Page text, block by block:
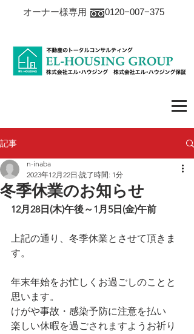
オーナー様専用 0120−007−375
記事
冬季休業のお知らせ
n-inaba
2023年12月22日 読了時間: 1分
12月28日(木)午後～1月5日(金)午前
上記の通り、冬季休業とさせて頂きま
す。
年末年始をお忙しくお過ごしのことと
思います。
けがや事故・感染予防に注意を払い
楽しい休暇を過ごされますようお祈り